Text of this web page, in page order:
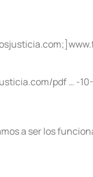
pdf … -
a ser los